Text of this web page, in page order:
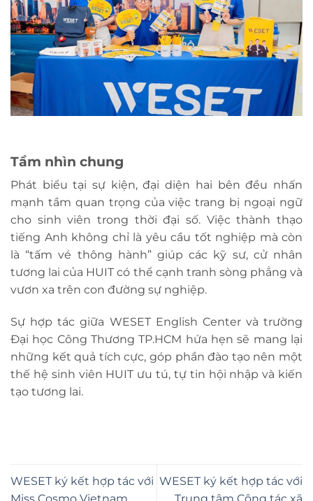
Tầm nhìn chung
Phát biểu tại sự kiện, đại diện hai bên đều nhấn
mạnh tầm quan trọng của việc trang bị ngoại ngữ
cho sinh viên trong thời đại số. Việc thành thạo
tiếng Anh không chỉ là yêu cầu tốt nghiệp mà còn
là “tấm vé thông hành” giúp các kỹ sư, cử nhân
tương lai của HUIT có thể cạnh tranh sòng phẳng và
vươn xa trên con đường sự nghiệp.
Sự hợp tác giữa WESET English Center và trường
Đại học Công Thương TP.HCM hứa hẹn sẽ mang lại
những kết quả tích cực, góp phần đào tạo nên một
thế hệ sinh viên HUIT ưu tú, tự tin hội nhập và kiến
tạo tương lai.
WESET ký kết hợp tác với WESET ký kết hợp tác với